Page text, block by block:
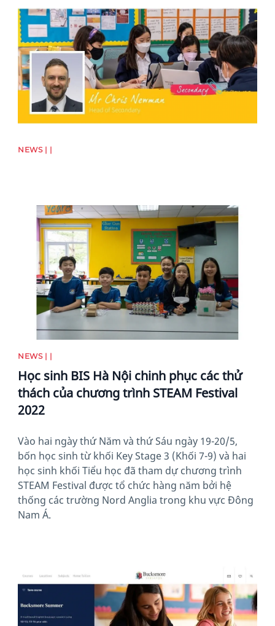
NEWS | |
News image
NEWS | |
Học sinh BIS Hà Nội chinh phục các thử
thách của chương trình STEAM Festival
2022
Vào hai ngày thứ Năm và thứ Sáu ngày 19-20/5,
bốn học sinh từ khối Key Stage 3 (Khối 7-9) và hai
học sinh khối Tiểu học đã tham dự chương trình
STEAM Festival được tổ chức hàng năm bởi hệ
thống các trường Nord Anglia trong khu vực Đông
Nam Á.